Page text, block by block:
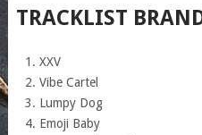
TRACKLIST
XXV
Vibe Cartel
Lumpy Dog
Emoji Baby